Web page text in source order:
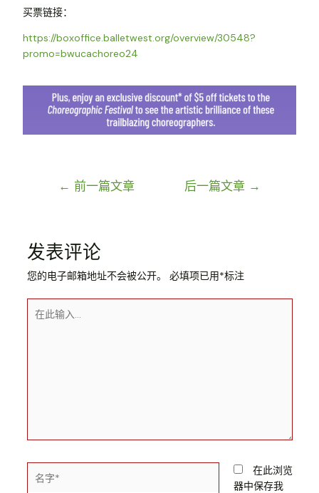
买票链接：
https://boxoffice.balletwest.org/overview/30548?
promo=bwucachoreo24
← 前一篇文章 后一篇文章 →
发表评论
您的电子邮箱地址不会被公开。 必填项已用*标注
在此浏览
器中保存我